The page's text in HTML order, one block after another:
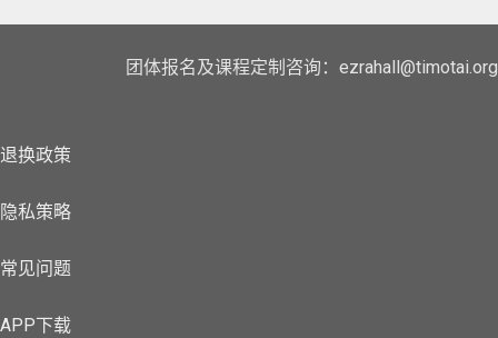
团体报名及课程定制咨询：ezrahall@timotai.org
退换政策
隐私策略
常见问题
APP下载